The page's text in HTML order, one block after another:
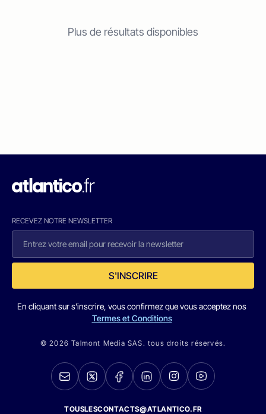
Plus de résultats disponibles
RECEVEZ NOTRE NEWSLETTER
S'INSCRIRE
En cliquant sur s'inscrire, vous confirmez que vous acceptez nos
Termes et Conditions
© 2026 Talmont Media SAS. tous droits réservés.
TOUSLESCONTACTS@ATLANTICO.FR